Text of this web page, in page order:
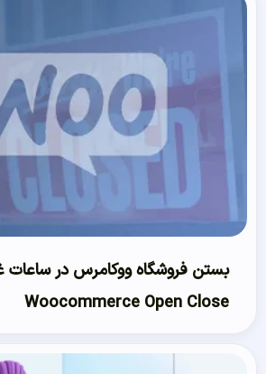
بستن فروشگاه ووکامرس در ساعات
Woocommerce Open Close